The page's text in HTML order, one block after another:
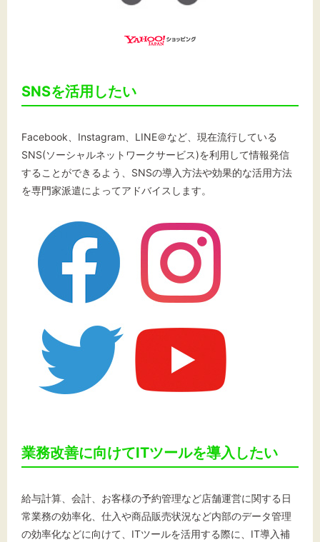
SNSを活用したい
Facebook、Instagram、LINE＠など、現在流行している
SNS(ソーシャルネットワークサービス)を利用して情報発信
することができるよう、SNSの導入方法や効果的な活用方法
を専門家派遣によってアドバイスします。
業務改善に向けてITツールを導入したい
給与計算、会計、お客様の予約管理など店舗運営に関する日
常業務の効率化、仕入や商品販売状況など内部のデータ管理
の効率化などに向けて、ITツールを活用する際に、IT導入補